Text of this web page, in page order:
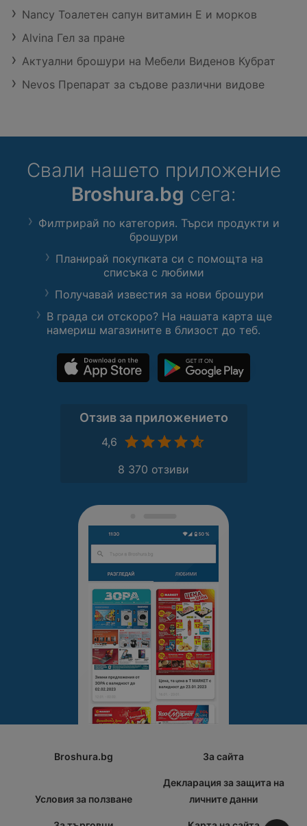
Nancy Тоалетен сапун витамин Е и морков
Alvina Гел за пране
Актуални брошури на Мебели Виденов Кубрат
Nevos Препарат за съдове различни видове
Свали нашето приложение
Broshura.bg сега:
Филтрирай по категория. Търси продукти и
брошури
Планирай покупката си с помощта на
списъка с любими
Получавай известия за нови брошури
В града си отскоро? На нашата карта ще
намериш магазините в близост до теб.
Отзив за приложението
4,6
8 370 отзиви
Broshura.bg За сайта
Условия за ползване
Декларация за защита на
личните данни